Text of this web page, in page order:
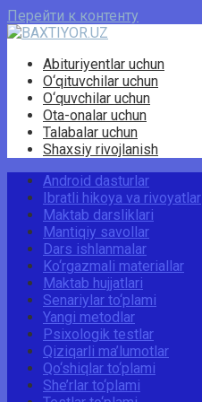
Перейти к контенту
Abituriyentlar uchun
O‘qituvchilar uchun
O‘quvchilar uchun
Ota-onalar uchun
Talabalar uchun
Shaxsiy rivojlanish
Android dasturlar
Ibratli hikoya va rivoyatlar
Maktab darsliklari
Mantiqiy savollar
Dars ishlanmalar
Ko‘rgazmali materiallar
Maktab hujjatlari
Senariylar to‘plami
Yangi metodlar
Psixologik testlar
Qiziqarli ma’lumotlar
Qo‘shiqlar to‘plami
She’rlar to‘plami